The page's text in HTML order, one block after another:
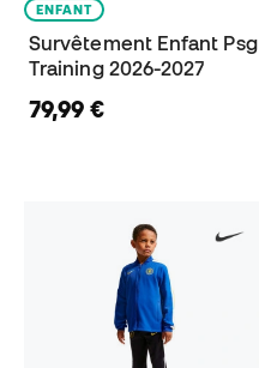
ENFANT
Survêtement Enfant Psg
Training 2026-2027
79,99 €